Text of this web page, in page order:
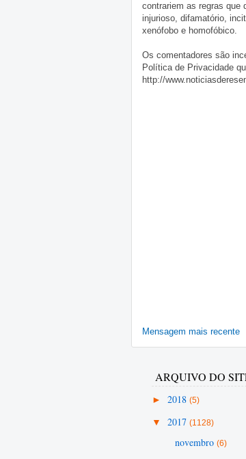
contrariem as regras que
injurioso, difamatório,
xenófobo e homofóbico.
Os comentadores são
Política de Privacidade
http://
Mensagem mais recente
ARQUIVO DO
► 2018 (5)
▼ 2017 (1128)
novembro (6)